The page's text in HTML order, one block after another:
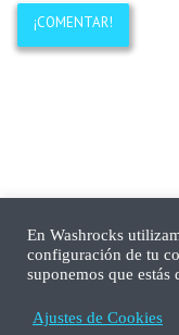
En Washrocks
configuración de tu
suponemos que estás
Ajustes de Cookies